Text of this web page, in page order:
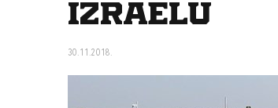
Izraelu
30.11.2018.